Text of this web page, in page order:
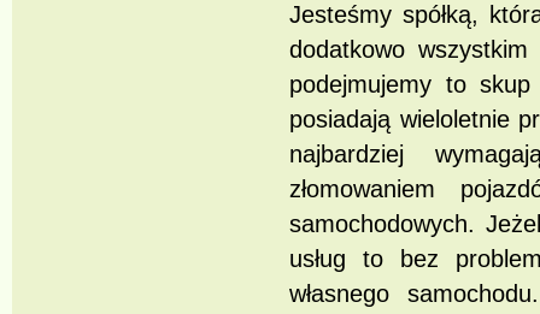
Jesteśmy spółką,
dodatkowo
podejmujemy to skup
posiadają wieloletnie
najbardziej
złomowaniem
samochodowych.
usług to bez
własnego